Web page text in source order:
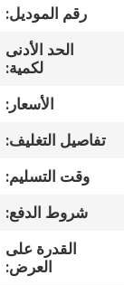
في
المعمل
اتصل
رقم الموديل:
الحد الأدنى
لكمية:
الأسعار:
تفاصيل التغليف:
وقت التسليم:
شروط الدفع:
القدرة على
العرض: